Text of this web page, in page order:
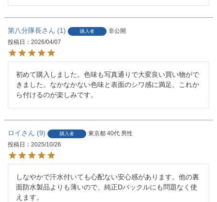
第八分隊長 1 購入者
非公開
投稿日
2026/04/07
初めて購入しました。色味も写真通りで大変良い買い物がで
きました。なかなかない色味と表面のシワ感に満足。これか
ら付けるのが楽しみです。
ロイ 9 購入者 東京都 40代 男性
投稿日
2025/10/26
しなやかで汗水付いても心配ない安心感があります。他の裏
面防水製品よりも薄いので、純正Dバックルにも問題なく使
えます。